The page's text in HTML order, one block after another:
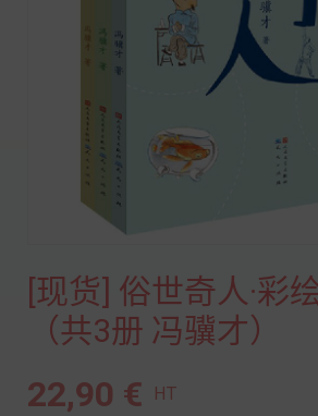
[现货] 俗世奇人·彩
（共3册 冯骥才）
22,90 € HT